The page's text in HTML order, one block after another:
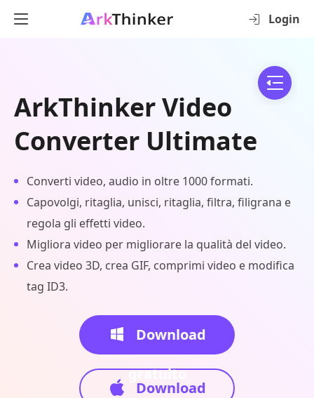
Login
ArkThinker Video
Converter Ultimate
Converti video, audio in oltre 1000 formati.
Capovolgi, ritaglia, unisci, ritaglia, filtra, filigrana e
regola gli effetti video.
Migliora video per migliorare la qualità del video.
Crea video 3D, crea GIF, comprimi video e modifica
tag ID3.
Download
gratuito
Download